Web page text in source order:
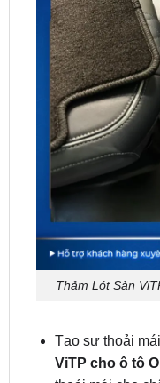
Thảm Lót Sàn
Tạo sự thoải
thoải mái cho
nghiệm lái xe